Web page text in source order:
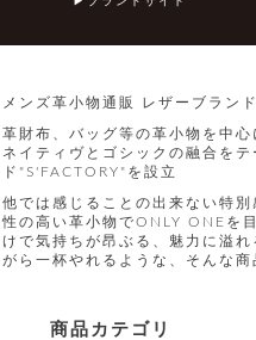
メンズ革小物通販 レザーブラン
革財布、バッグ等の革小物を中
ネイティヴとゴシックの融合を
ド"S'FACTORY"を設立
他では感じることの出来ない特
性の高い革小物でONLY ONEを
けで気持ちが昂ぶる、魅力に溢
がら一杯やれるような、そんな
商品カテゴリ